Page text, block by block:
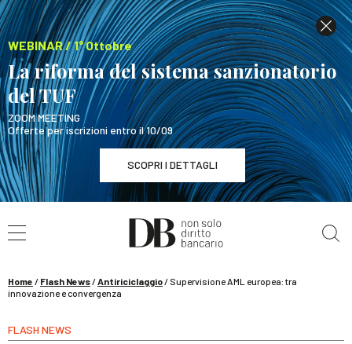
WEBINAR / 1° Ottobre
La riforma del sistema sanzionatorio
del TUF
ZOOM MEETING
Offerte per iscrizioni entro il 10/09
SCOPRI I DETTAGLI
WEBINAR / 1° Ottobre
La riforma del sistema sanzionatorio del TUF
Home / Flash News/Antiriciclaggio/ Supervisione AML europea: tra
innovazione e convergenza
FLASH NEWS